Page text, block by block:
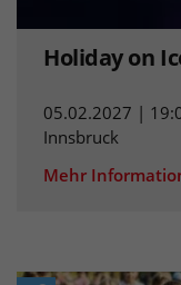
Holiday on
05.02.2027 |
Innsbruck
Mehr